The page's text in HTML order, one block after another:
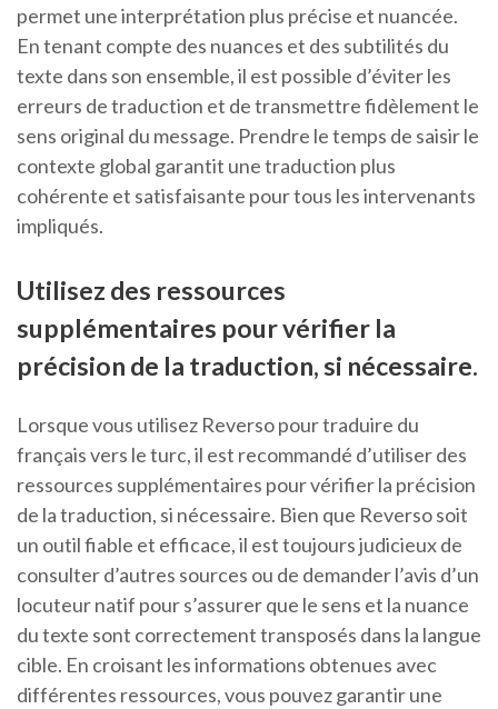
permet une interprétation plus précise et nuancée.
En tenant compte des nuances et des subtilités du
texte dans son ensemble, il est possible d’éviter les
erreurs de traduction et de transmettre fidèlement le
sens original du message. Prendre le temps de saisir le
contexte global garantit une traduction plus
cohérente et satisfaisante pour tous les intervenants
impliqués.
Utilisez des ressources
supplémentaires pour vérifier la
précision de la traduction, si nécessaire.
Lorsque vous utilisez Reverso pour traduire du
français vers le turc, il est recommandé d’utiliser des
ressources supplémentaires pour vérifier la précision
de la traduction, si nécessaire. Bien que Reverso soit
un outil fiable et efficace, il est toujours judicieux de
consulter d’autres sources ou de demander l’avis d’un
locuteur natif pour s’assurer que le sens et la nuance
du texte sont correctement transposés dans la langue
cible. En croisant les informations obtenues avec
différentes ressources, vous pouvez garantir une